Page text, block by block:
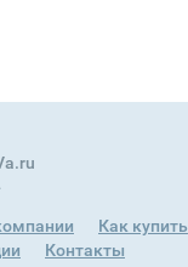
Как купить
Контакты